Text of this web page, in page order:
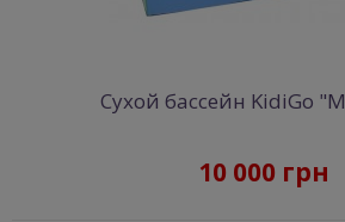
Сухой бассейн KidiGo
10 000 грн